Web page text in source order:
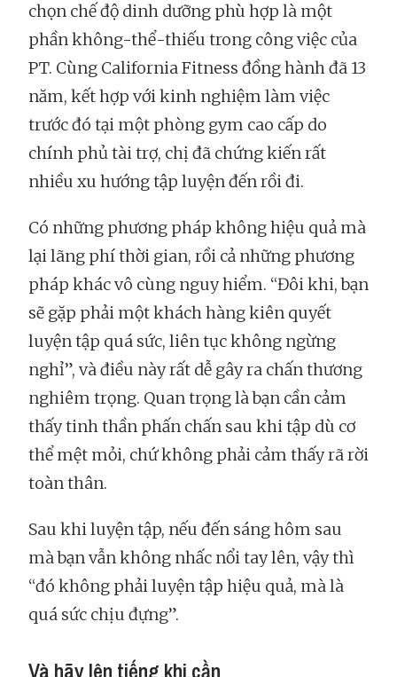
chọn chế độ dinh dưỡng phù hợp là một
phần không-thể-thiếu trong công việc của
PT. Cùng California Fitness đồng hành đã 13
năm, kết hợp với kinh nghiệm làm việc
trước đó tại một phòng gym cao cấp do
chính phủ tài trợ, chị đã chứng kiến rất
nhiều xu hướng tập luyện đến rồi đi.
Có những phương pháp không hiệu quả mà
lại lãng phí thời gian, rồi cả những phương
pháp khác vô cùng nguy hiểm. “Đôi khi, bạn
sẽ gặp phải một khách hàng kiên quyết
luyện tập quá sức, liên tục không ngừng
nghỉ”, và điều này rất dễ gây ra chấn thương
nghiêm trọng. Quan trọng là bạn cần cảm
thấy tinh thần phấn chấn sau khi tập dù cơ
thể mệt mỏi, chứ không phải cảm thấy rã rời
toàn thân.
Sau khi luyện tập, nếu đến sáng hôm sau
mà bạn vẫn không nhấc nổi tay lên, vậy thì
“đó không phải luyện tập hiệu quả, mà là
quá sức chịu đựng”.
Và hãy lên tiếng khi cần